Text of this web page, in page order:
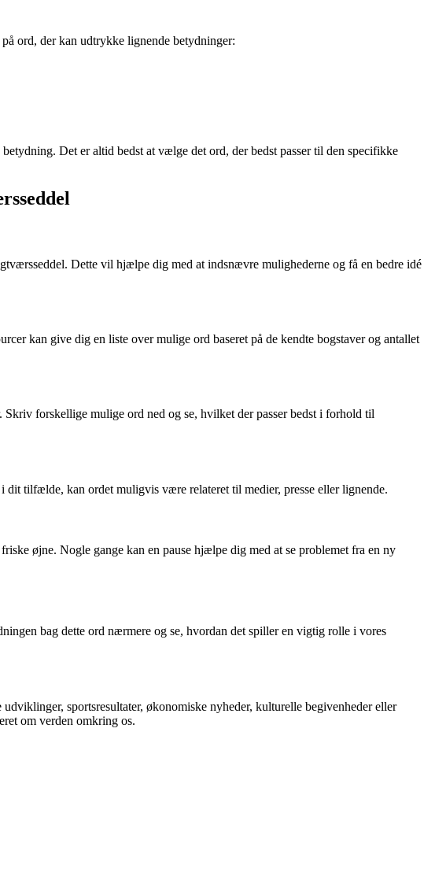
ord, der kan udtrykke lignende betydninger:
Det er altid bedst at vælge det ord, der bedst passer til den specifikke
Dette vil hjælpe dig med at indsnævre mulighederne og få en bedre idé
kan give dig en liste over mulige ord baseret på de kendte bogstaver og antallet
forskellige mulige ord ned og se, hvilket der passer bedst i forhold til
tilfælde, kan ordet muligvis være relateret til medier, presse eller lignende.
øjne. Nogle gange kan en pause hjælpe dig med at se problemet fra en ny
bag dette ord nærmere og se, hvordan det spiller en vigtig rolle i vores
sportsresultater, økonomiske nyheder, kulturelle begivenheder eller
om verden omkring os.